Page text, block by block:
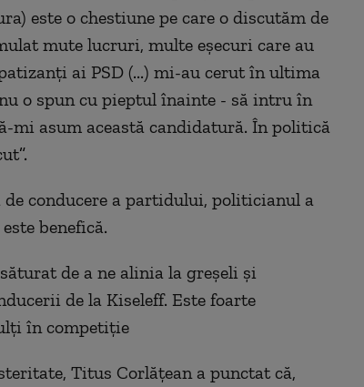
este o chestiune pe care o discutăm de
mute lucruri, multe eșecuri care au
ai PSD (...) mi-au cerut în ultima
o spun cu pieptul înainte - să intru în
mi asum această candidatură. În politică
”.
conducere a partidului, politicianul a
benefică.
de a ne alinia la greșeli și
de la Kiseleff. Este foarte
în competiție
Titus Corlățean a punctat că,